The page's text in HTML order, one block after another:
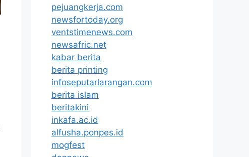
pejuangkerja.com
newsfortoday.org
ventstimenews.com
newsafric.net
kabar berita
berita printing
infoseputarlarangan.com
berita islam
beritakini
inkafa.ac.id
alfusha.ponpes.id
mogfest